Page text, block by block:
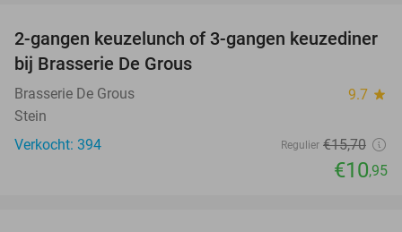
30%
2-gangen keuzelunch of 3-gangen keuzediner
bij Brasserie De Grous
Brasserie De Grous 9.7 star
Stein
Verkocht: 394
Regulier €15,70
€10,95